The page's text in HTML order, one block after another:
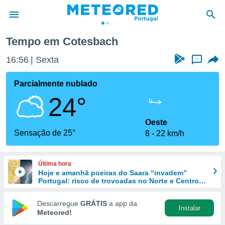
da
foi
fornecidas
a este
das
e
forma
digital
Tempo em Cotesbach
16:56 Sexta ...
Parcialmente nublado
24°
Sensação de 25°
Oeste
8
22 km/h
Última hora
Hoje e amanhã poeiras do Saara “invadem”
Portugal: risco de trovoadas no Norte e Centro
Descarregue GRÁTIS a app da
Meteored!
Instalar